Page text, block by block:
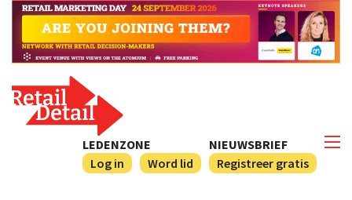
NIEUWSBRIEF
Registreer gratis
LEDENZONE
Log in
Word lid